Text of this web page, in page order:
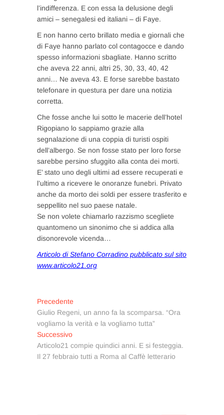
l’indifferenza. E con essa la delusione degli
amici – senegalesi ed italiani – di Faye.
E non hanno certo brillato media e giornali che
di Faye hanno parlato col contagocce e dando
spesso informazioni sbagliate. Hanno scritto
che aveva 22 anni, altri 25, 30, 33, 40, 42
anni… Ne aveva 43. E forse sarebbe bastato
telefonare in questura per dare una notizia
corretta.
Che fosse anche lui sotto le macerie dell’hotel
Rigopiano lo sappiamo grazie alla
segnalazione di una coppia di turisti ospiti
dell’albergo. Se non fosse stato per loro forse
sarebbe persino sfuggito alla conta dei morti.
E’ stato uno degli ultimi ad essere recuperati e
l’ultimo a ricevere le onoranze funebri. Privato
anche da morto dei soldi per essere trasferito e
seppellito nel suo paese natale.
Se non volete chiamarlo razzismo scegliete
quantomeno un sinonimo che si addica alla
disonorevole vicenda…
Articolo di Stefano Corradino pubblicato sul sito
www.articolo21.org
Navigazione
articoli
Precedente
precedente:
Giulio Regeni, un anno fa la scomparsa. “Ora
vogliamo la verità e la vogliamo tutta”
SuccessivoArticolo
successivo:
Articolo21 compie quindici anni. E si festeggia.
Il 27 febbraio tutti a Roma al Caffè letterario